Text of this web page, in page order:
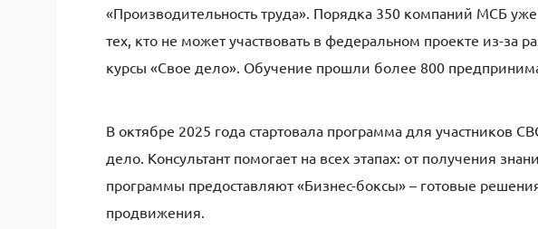
«Производительность труда». Порядка 350 компаний МСБ
тех, кто не может участвовать в федеральном проекте из-за
курсы «Свое дело». Обучение прошли более 800
В октябре 2025 года стартовала программа для участников
дело. Консультант помогает на всех этапах: от получения
программы предоставляют «Бизнес-боксы» – готовые
продвижения.